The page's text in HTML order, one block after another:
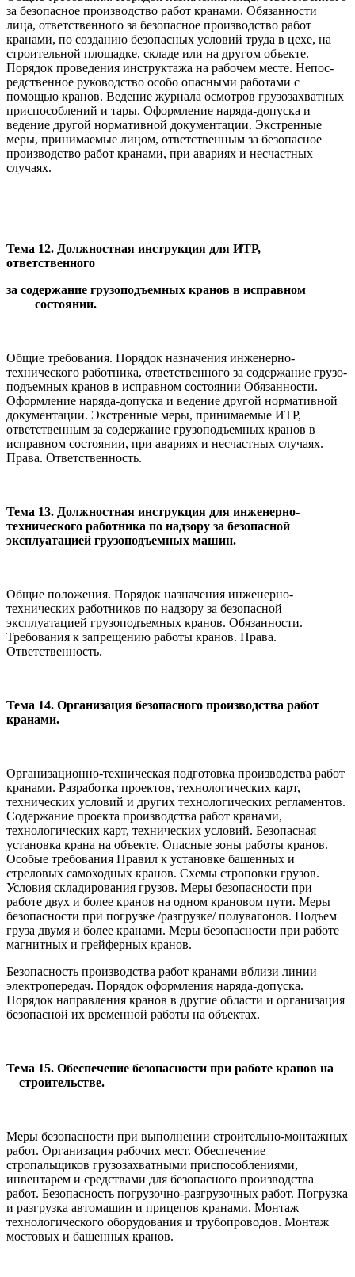
за безопасное производство работ кранами. Обязанности
лица, ответственного за безопас­ное производство работ
кранами, по созданию безопасных условий труда в цехе, на
строительной площадке, складе или на другом объекте.
Порядок проведения инструктажа на рабочем месте. Непос­
редственное руководство особо опасными работами с
помощью кранов. Ведение журнала осмотров грузозахватных
приспособлений и тары. Оформление наряда-допуска и
ведение другой нормативной документа­ции. Экстренные
меры, принимаемые лицом, ответственным за безопас­ное
производство работ кранами, при авариях и несчастных
случаях.
Тема 12. Должностная инструкция для ИТР,
ответственного
за содержание грузоподъемных кранов в исправном
состоянии.
Общие требования. Порядок назначения инже­нерно-
технического работника, ответственного за содержание грузо­
подъемных кранов в исправном состоянии Обязанности.
Оформление наряда-допуска и ведение другой нормативной
документа­ции. Экстренные меры, принимаемые ИТР,
ответственным за содержание грузоподъемных кранов в
исправном состоянии, при авариях и несчастных случаях.
Права. Ответственность.
Тема 13. Должностная инструкция для инженерно-
технического работника по надзору за безопасной
эксплуатацией грузоподъемных машин.
Общие положения. Порядок назначения инженерно-
технических работников по надзору за безопасной
эксплуатацией грузоподъемных кранов. Обязанности.
Требования к запрещению работы кранов. Права.
Ответственность.
Тема 14. Организация безопасного производства работ
кранами.
Организационно-техническая подготовка производства работ
кра­нами. Разработка проектов, технологических карт,
технических усло­вий и других технологических регламентов.
Содержание проекта произ­водства работ кранами,
технологических карт, технических условий. Безопасная
установка крана на объекте. Опасные зоны работы кранов.
Особые требования Правил к установке башенных и
стреловых самоход­ных кранов. Схемы строповки грузов.
Условия складирования грузов. Меры безопасности при
работе двух и более кранов на одном крановом пути. Меры
безопасности при погрузке /разгрузке/ полувагонов. Подъем
груза двумя и более кранами. Меры безопасности при работе
магнитных и грейферных кранов.
Безопасность производства работ кранами вблизи ли­нии
электропередач. Порядок оформления наряда-допуска.
Порядок направления кранов в другие области и организация
безопасной их временной работы на объектах.
Тема 15. Обеспечение безопасности при работе кранов на
строительстве.
Меры безопасности при выполнении строительно-монтажных
работ. Организация рабочих мест. Обеспечение
стропальщиков грузозахватны­ми приспособлениями,
инвентарем и средствами для безопасного произ­водства
работ. Безопасность погрузочно-разгрузочных работ. Погруз­ка
и разгрузка автомашин и прицепов кранами. Монтаж
технологичес­кого оборудования и трубопроводов. Монтаж
мостовых и башенных кранов.